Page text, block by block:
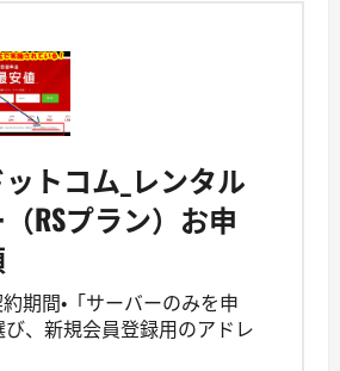
トコム_レンタル
RSプラン）お申
約期間・「サーバーのみを申
び、新規会員登録用のアドレ